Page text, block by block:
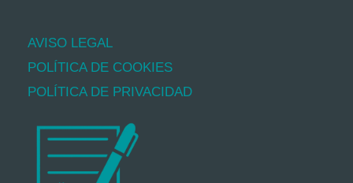
AVISO LEGAL
POLÍTICA DE COOKIES
POLÍTICA DE PRIVACIDAD